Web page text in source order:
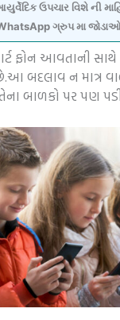
ઉપચાર વિશે ની
ગ્રુપ મા
ફોન આવતાની સાથે
બદલાવ ન માત્ર
બાળકો પર પણ